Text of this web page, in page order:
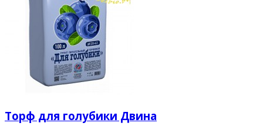
Торф для голубики Двина